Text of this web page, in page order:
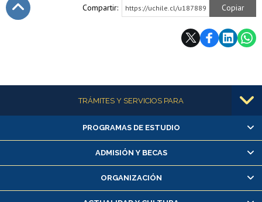
Compartir: https://uchile.cl/u187889 Copiar
Más informaciónTRÁMITES Y SERVICIOS PARA
Alumnas/os y exalumnas/os
Matrícula en línea
Inscripción y cambio de asignaturas
Consulta y certificado de notas
PROGRAMAS DE ESTUDIO
ADMISIÓN Y BECAS
ORGANIZACIÓN